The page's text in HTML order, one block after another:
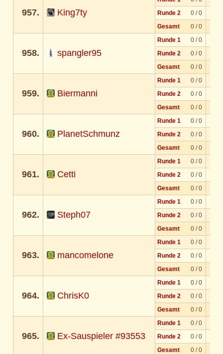
957. King7ty
Runde 2
0 / 0
Gesamt
0 / 0
958. spangler95
Runde 1
0 / 0
Runde 2
0 / 0
Gesamt
0 / 0
959. Biermanni
Runde 1
0 / 0
Runde 2
0 / 0
Gesamt
0 / 0
960. PlanetSchmunz
Runde 1
0 / 0
Runde 2
0 / 0
Gesamt
0 / 0
961. Cetti
Runde 1
0 / 0
Runde 2
0 / 0
Gesamt
0 / 0
962. Steph07
Runde 1
0 / 0
Runde 2
0 / 0
Gesamt
0 / 0
963. mancomelone
Runde 1
0 / 0
Runde 2
0 / 0
Gesamt
0 / 0
964. ChrisK0
Runde 1
0 / 0
Runde 2
0 / 0
Gesamt
0 / 0
965. Ex-Sauspieler #93553
Runde 1
0 / 0
Runde 2
0 / 0
Gesamt
0 / 0